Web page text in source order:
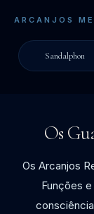
ARCANJOS
Sandalphon
Os
Os Arcanjos
Funções